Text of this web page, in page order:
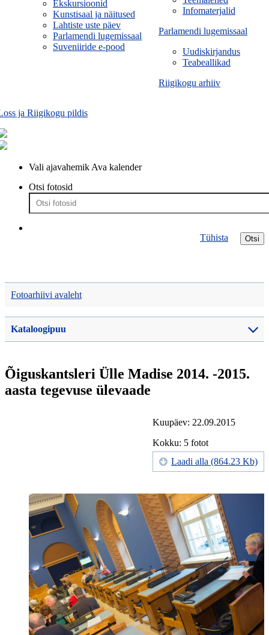
Infomaterjalid
Parlamendi lugemissaal
Uudiskirjandus
Teabeallikad
Riigikogu arhiiv
Ekskursioonid
Kunstisaal ja näitused
Lahtiste uste päev
Parlamendi lugemissaal
Suveniiride e-pood
ja Riigikogu pildis
Vali ajavahemik Ava kalender
Otsi fotosid
Otsi
Tühista
Fotoarhiivi avaleht
Kataloogipuu
Õiguskantsleri Ülle Madise 2014. -2015.
aasta tegevuse ülevaade
Kuupäev: 22.09.2015
Kokku: 5 fotot
Laadi alla (864.23 Kb)